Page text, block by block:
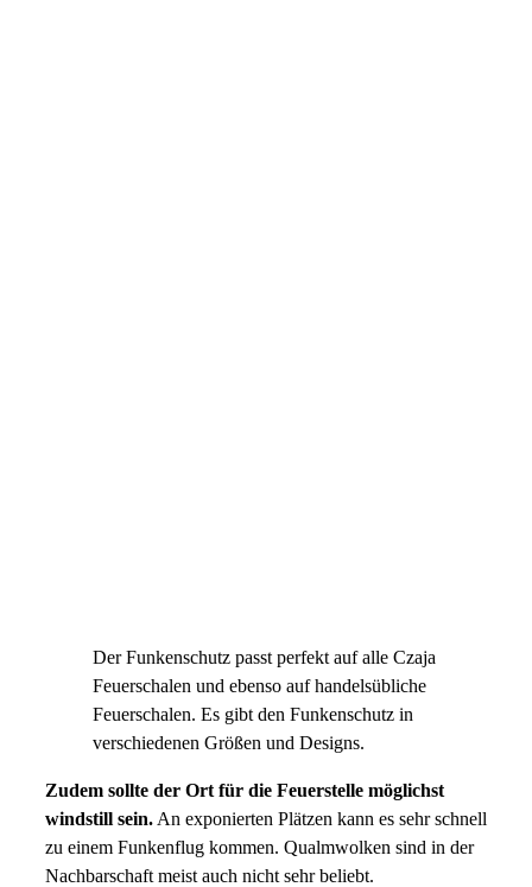
Der Funkenschutz passt perfekt auf alle Czaja
Feuerschalen und ebenso auf handelsübliche
Feuerschalen. Es gibt den Funkenschutz in
verschiedenen Größen und Designs.
Zudem sollte der Ort für die Feuerstelle möglichst
windstill sein. An exponierten Plätzen kann es sehr schnell
zu einem Funkenflug kommen. Qualmwolken sind in der
Nachbarschaft meist auch nicht sehr beliebt.